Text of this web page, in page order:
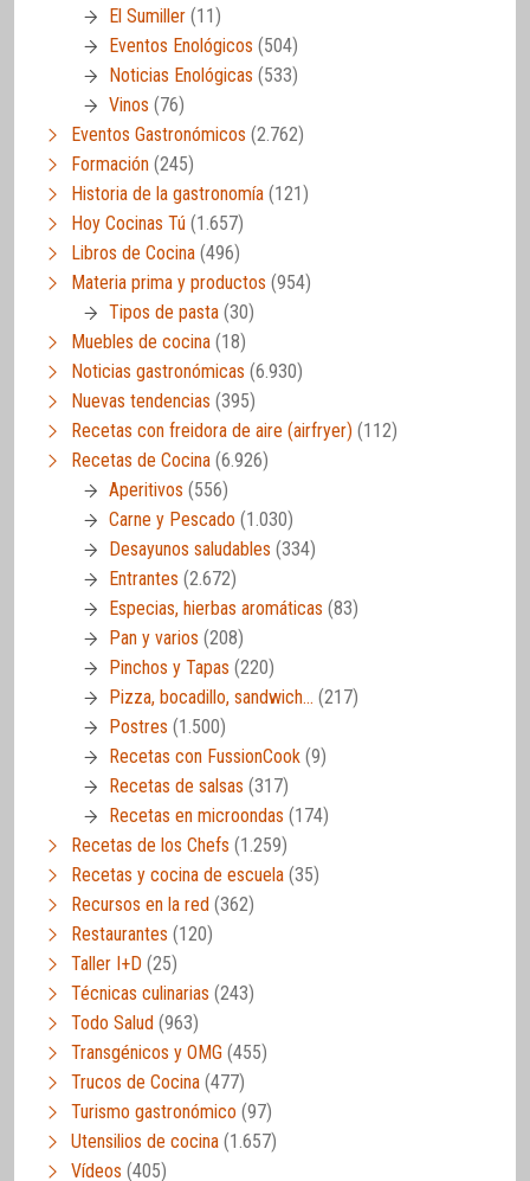
El Sumiller (11)
Eventos Enológicos (504)
Noticias Enológicas (533)
Vinos (76)
Eventos Gastronómicos (2.762)
Formación (245)
Historia de la gastronomía (121)
Hoy Cocinas Tú (1.657)
Libros de Cocina (496)
Materia prima y productos (954)
Tipos de pasta (30)
Muebles de cocina (18)
Noticias gastronómicas (6.930)
Nuevas tendencias (395)
Recetas con freidora de aire (airfryer) (112)
Recetas de Cocina (6.926)
Aperitivos (556)
Carne y Pescado (1.030)
Desayunos saludables (334)
Entrantes (2.672)
Especias, hierbas aromáticas (83)
Pan y varios (208)
Pinchos y Tapas (220)
Pizza, bocadillo, sandwich… (217)
Postres (1.500)
Recetas con FussionCook (9)
Recetas de salsas (317)
Recetas en microondas (174)
Recetas de los Chefs (1.259)
Recetas y cocina de escuela (35)
Recursos en la red (362)
Restaurantes (120)
Taller I+D (25)
Técnicas culinarias (243)
Todo Salud (963)
Transgénicos y OMG (455)
Trucos de Cocina (477)
Turismo gastronómico (97)
Utensilios de cocina (1.657)
Vídeos (405)